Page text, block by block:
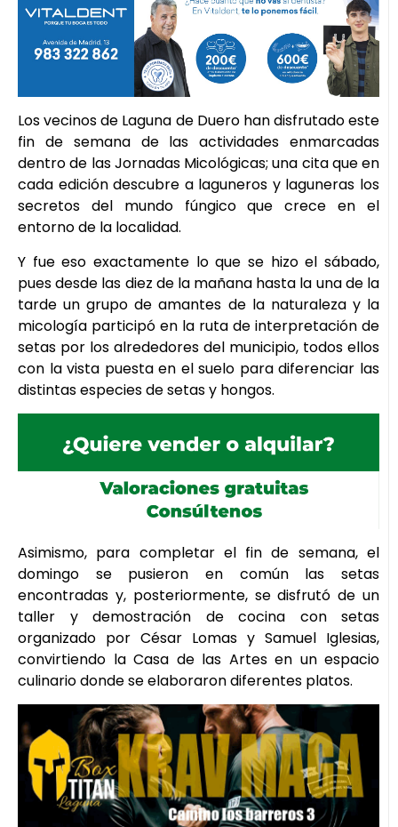
Los vecinos de Laguna de Duero han disfrutado este
fin de semana de las actividades enmarcadas
dentro de las Jornadas Micológicas; una cita que en
cada edición descubre a laguneros y laguneras los
secretos del mundo fúngico que crece en el
entorno de la localidad.
Y fue eso exactamente lo que se hizo el sábado,
pues desde las diez de la mañana hasta la una de la
tarde un grupo de amantes de la naturaleza y la
micología participó en la ruta de interpretación de
setas por los alrededores del municipio, todos ellos
con la vista puesta en el suelo para diferenciar las
distintas especies de setas y hongos.
Asimismo, para completar el fin de semana, el
domingo se pusieron en común las setas
encontradas y, posteriormente, se disfrutó de un
taller y demostración de cocina con setas
organizado por César Lomas y Samuel Iglesias,
convirtiendo la Casa de las Artes en un espacio
culinario donde se elaboraron diferentes platos.